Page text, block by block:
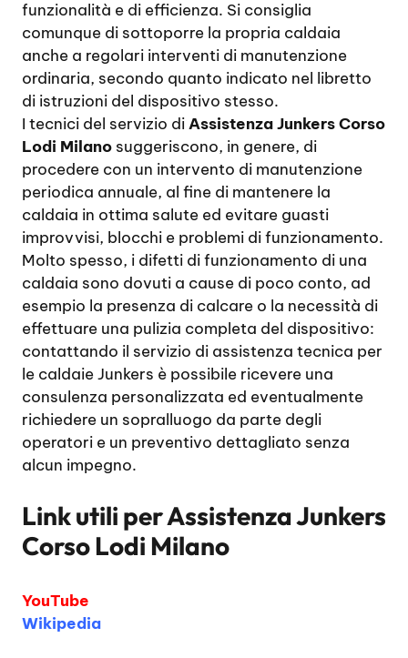
funzionalità e di efficienza. Si consiglia
comunque di sottoporre la propria caldaia
anche a regolari interventi di manutenzione
ordinaria, secondo quanto indicato nel libretto
di istruzioni del dispositivo stesso.
I tecnici del servizio diAssistenza Junkers Corso
Lodi Milano suggeriscono, in genere, di
procedere con un intervento di manutenzione
periodica annuale, al fine di mantenere la
caldaia in ottima salute ed evitare guasti
improvvisi, blocchi e problemi di funzionamento.
Molto spesso, i difetti di funzionamento di una
caldaia sono dovuti a cause di poco conto, ad
esempio la presenza di calcare o la necessità di
effettuare una pulizia completa del dispositivo:
contattando il servizio di assistenza tecnica per
le caldaie Junkers è possibile ricevere una
consulenza personalizzata ed eventualmente
richiedere un sopralluogo da parte degli
operatori e un preventivo dettagliato senza
alcun impegno.
Link utili perAssistenza Junkers
Corso Lodi Milano
YouTube
Wikipedia